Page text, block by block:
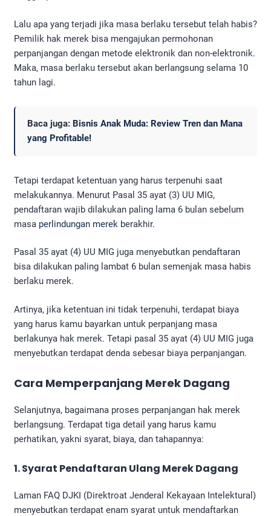
Lalu apa yang terjadi jika masa berlaku tersebut telah habis?
Pemilik hak merek bisa mengajukan permohonan
perpanjangan dengan metode elektronik dan non-elektronik.
Maka, masa berlaku tersebut akan berlangsung selama 10
tahun lagi.
Baca juga: Bisnis Anak Muda: Review Tren dan Mana
yang Profitable!
Tetapi terdapat ketentuan yang harus terpenuhi saat
melakukannya. Menurut Pasal 35 ayat (3) UU MIG,
pendaftaran wajib dilakukan paling lama 6 bulan sebelum
masa perlindungan merek berakhir.
Pasal 35 ayat (4) UU MIG juga menyebutkan pendaftaran
bisa dilakukan paling lambat 6 bulan semenjak masa habis
berlaku merek.
Artinya, jika ketentuan ini tidak terpenuhi, terdapat biaya
yang harus kamu bayarkan untuk perpanjang masa
berlakunya hak merek. Tetapi pasal 35 ayat (4) UU MIG juga
menyebutkan terdapat denda sebesar biaya perpanjangan.
Cara Memperpanjang Merek Dagang
Selanjutnya, bagaimana proses perpanjangan hak merek
berlangsung. Terdapat tiga detail yang harus kamu
perhatikan, yakni syarat, biaya, dan tahapannya:
1. Syarat Pendaftaran Ulang Merek Dagang
Laman FAQ DJKI (Direktroat Jenderal Kekayaan Intelektural)
menyebutkan terdapat enam syarat untuk mendaftarkan